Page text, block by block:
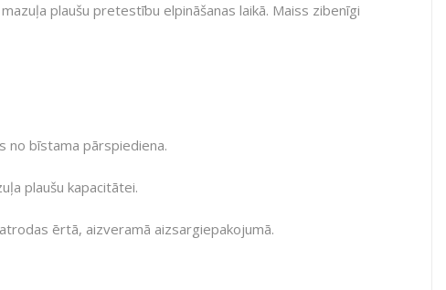
plaušu pretestību elpināšanas laikā. Maiss zibenīgi
no bīstama pārspiediena.
plaušu kapacitātei.
ērtā, aizveramā aizsargiepakojumā.